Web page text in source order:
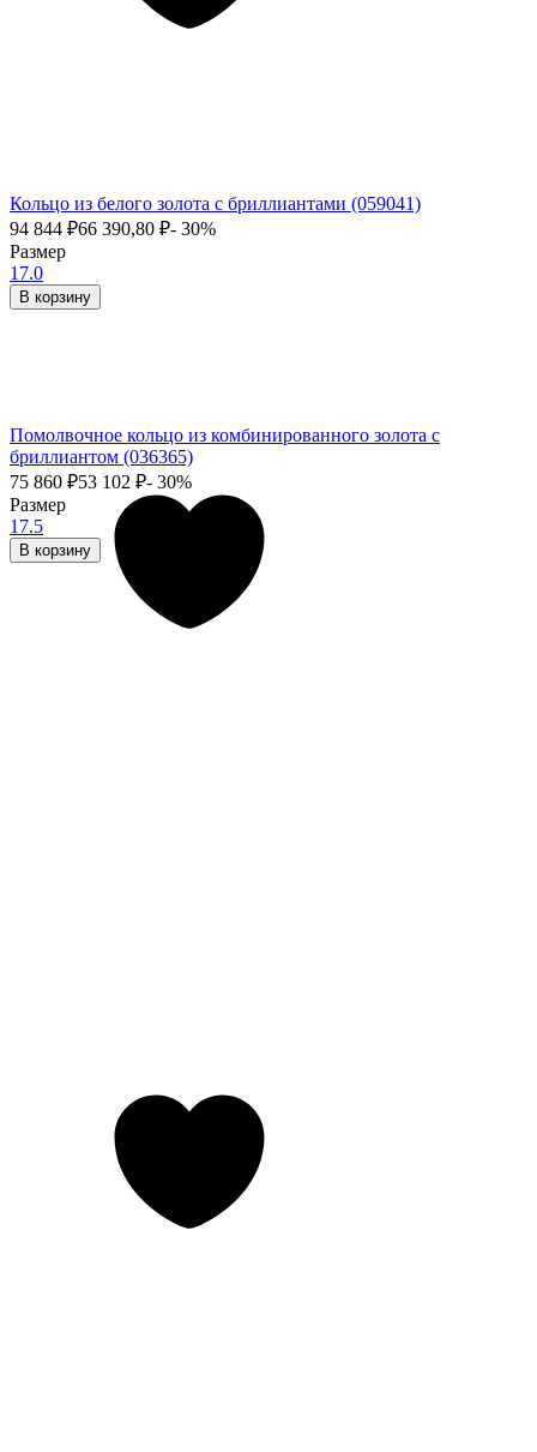
Кольцо из белого золота с бриллиантами (059041)
94 844 ₽66 390,80 ₽- 30%
Размер
17.0
В корзину
Помолвочное кольцо из комбинированного золота с
бриллиантом (036365)
75 860 ₽53 102 ₽- 30%
Размер
17.5
В корзину